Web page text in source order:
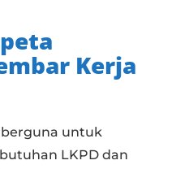
Kerja
untuk
LKPD dan